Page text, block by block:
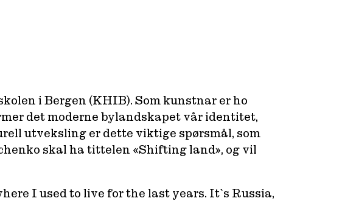
i Bergen (KHIB). Som kunstnar er ho
det moderne bylandskapet vår identitet,
utveksling er dette viktige spørsmål, som
skal ha tittelen «Shifting land», og vil
I used to live for the last years. It`s Russia,